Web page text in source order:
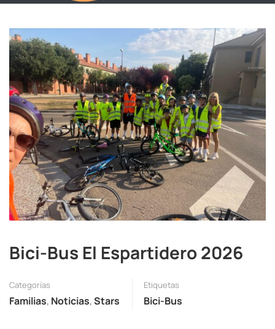
Bici-Bus El Espartidero 2026
Categorías
Familias, Noticias,Stars
Etiquetas
Bici-Bus